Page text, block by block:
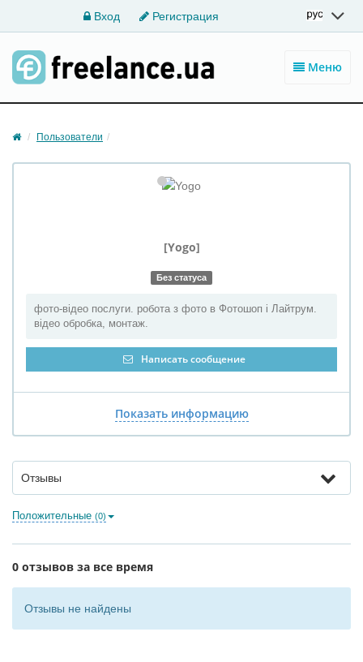
Вход Регистрация
Меню
Пользователи
[Yogo]
Без статуса
фото-відео послуги. робота з фото в Фотошоп і Лайтрум.
відео обробка, монтаж.
Написать сообщение
Показать информацию
Отзывы
Положительные (0)
0 отзывов за все время
Отзывы не найдены